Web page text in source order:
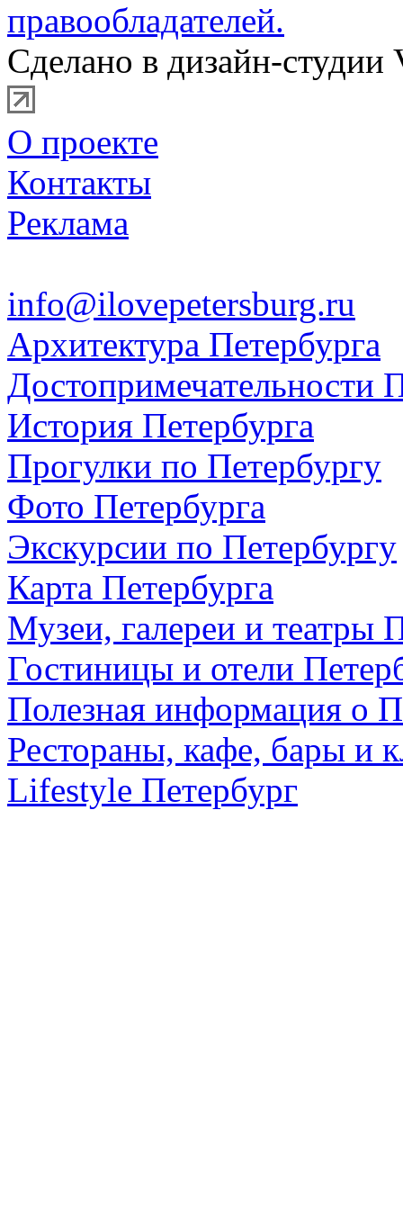
правообладателей.
Сделано в дизайн-студии
О проекте
Контакты
Реклама
info@ilovepetersburg.ru
Архитектура Петербурга
Достопримечательности
История Петербурга
Прогулки по Петербургу
Фото Петербурга
Экскурсии по Петербургу
Карта Петербурга
Музеи, галереи и театры
Гостиницы и отели
Полезная информация о
Рестораны, кафе, бары и
Lifestyle Петербург